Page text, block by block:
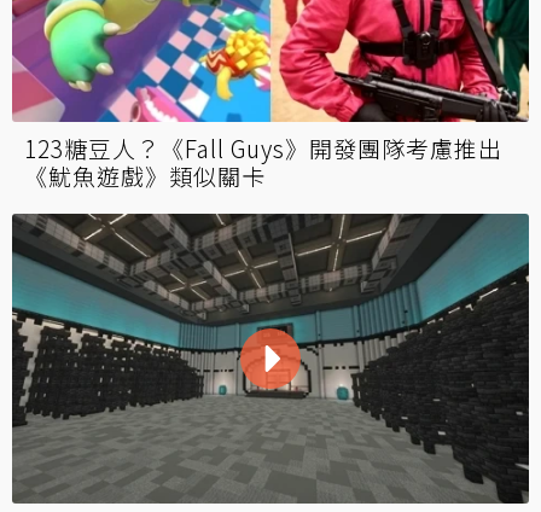
123糖豆人？《Fall Guys》開發團隊考慮推出
《魷魚遊戲》類似關卡